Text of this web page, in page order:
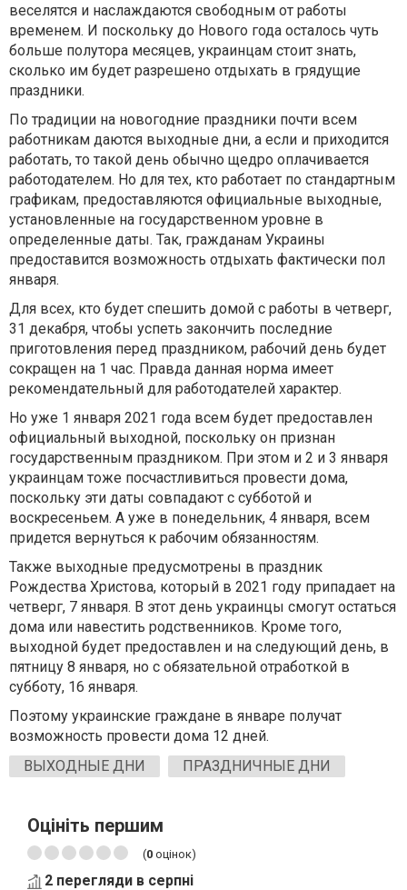
веселятся и наслаждаются свободным от работы
временем. И поскольку до Нового года осталось чуть
больше полутора месяцев, украинцам стоит знать,
сколько им будет разрешено отдыхать в грядущие
праздники.
По традиции на новогодние праздники почти всем
работникам даются выходные дни, а если и приходится
работать, то такой день обычно щедро оплачивается
работодателем. Но для тех, кто работает по стандартным
графикам, предоставляются официальные выходные,
установленные на государственном уровне в
определенные даты. Так, гражданам Украины
предоставится возможность отдыхать фактически пол
января.
Для всех, кто будет спешить домой с работы в четверг,
31 декабря, чтобы успеть закончить последние
приготовления перед праздником, рабочий день будет
сокращен на 1 час. Правда данная норма имеет
рекомендательный для работодателей характер.
Но уже 1 января 2021 года всем будет предоставлен
официальный выходной, поскольку он признан
государственным праздником. При этом и 2 и 3 января
украинцам тоже посчастливиться провести дома,
поскольку эти даты совпадают с субботой и
воскресеньем. А уже в понедельник, 4 января, всем
придется вернуться к рабочим обязанностям.
Также выходные предусмотрены в праздник
Рождества Христова, который в 2021 году припадает на
четверг, 7 января. В этот день украинцы смогут остаться
дома или навестить родственников. Кроме того,
выходной будет предоставлен и на следующий день, в
пятницу 8 января, но с обязательной отработкой в
субботу, 16 января.
Поэтому украинские граждане в январе получат
возможность провести дома 12 дней.
ВЫХОДНЫЕ ДНИ
ПРАЗДНИЧНЫЕ ДНИ
Оцініть першим
(0 оцінок)
2 перегляди в серпні